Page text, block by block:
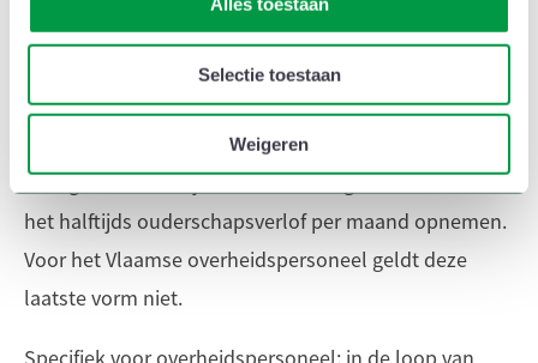
voor sociale media, adverteren en analyse. Die partners
kunnen deze gegevens combineren met andere informatie die
u aan ze heeft verstrekt of die ze hebben verzameld op basis
van uw gebruik van hun services.
Selectie toestaan
Weigeren
volledige, 2 maanden halftijdse en 5 maanden 1/5e
onderbreking.
De minimumduur voor het ouderschapsverlof is sinds
2019 jaar nog soepeler – mits akkoord van de
werkgever. Zo kan je 1 week volledig onderbreken of
het halftijds ouderschapsverlof per maand opnemen.
Voor het Vlaamse overheidspersoneel geldt deze
laatste vorm niet.